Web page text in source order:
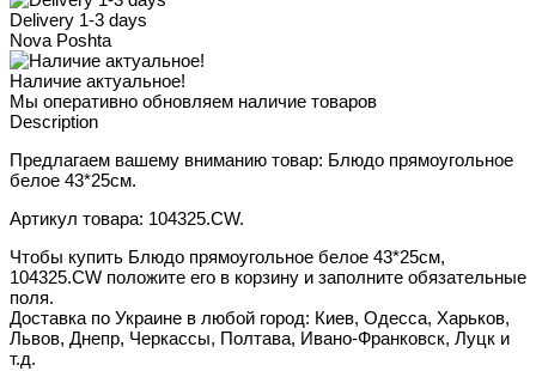
Delivery 1-3 days
Nova Poshta
Наличие актуальное!
Мы оперативно обновляем наличие товаров
Description
Предлагаем вашему вниманию товар: Блюдо прямоугольное
белое 43*25см.
Артикул товара: 104325.CW.
Чтобы купить Блюдо прямоугольное белое 43*25см,
104325.CW положите его в корзину и заполните обязательные
поля.
Доставка по Украине в любой город: Киев, Одесса, Харьков,
Львов, Днепр, Черкассы, Полтава, Ивано-Франковск, Луцк и
т.д.